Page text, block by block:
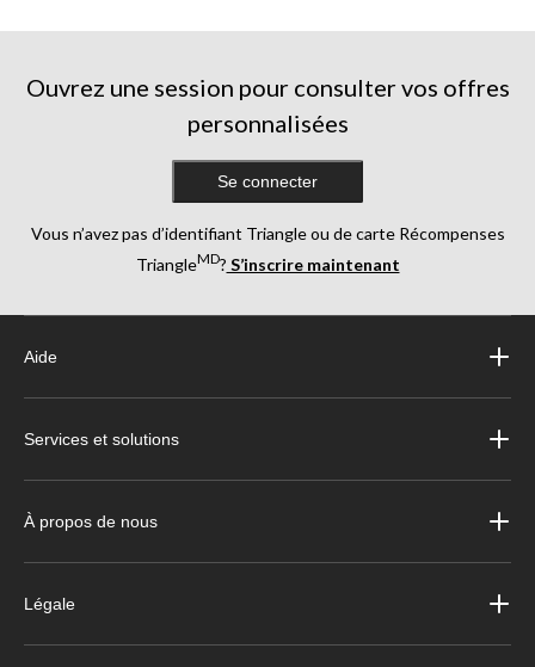
Ouvrez une session pour consulter vos offres
personnalisées
Se connecter
Vous n’avez pas d’identifiant Triangle ou de carte Récompenses
TriangleMD? S’inscrire maintenant
Aide
Services et solutions
À propos de nous
Légale